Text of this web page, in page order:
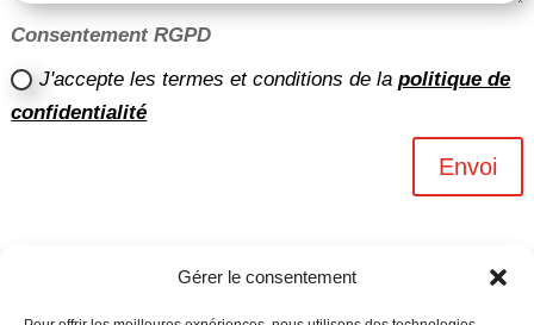
Gérer le consentement
Consentement RGPD
J'accepte les termes et conditions de lapolitique de
confidentialité
Envoi